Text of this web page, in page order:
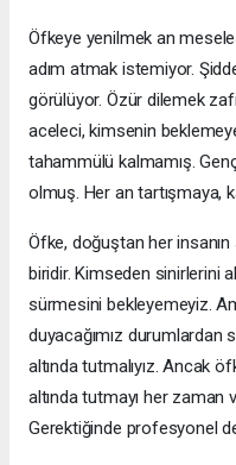
Öfkeye yenilmek an
adım atmak istemiyor.
görülüyor. Özür dilemek
aceleci, kimsenin
tahammülü kalmamış. Genç
olmuş. Her an tartışmaya,
Öfke, doğuştan her
biridir. Kimseden sinirlerini
sürmesini bekleyemeyiz.
duyacağımız durumlardan
altında tutmalıyız. Ancak
altında tutmayı her zaman
Gerektiğinde profesyonel